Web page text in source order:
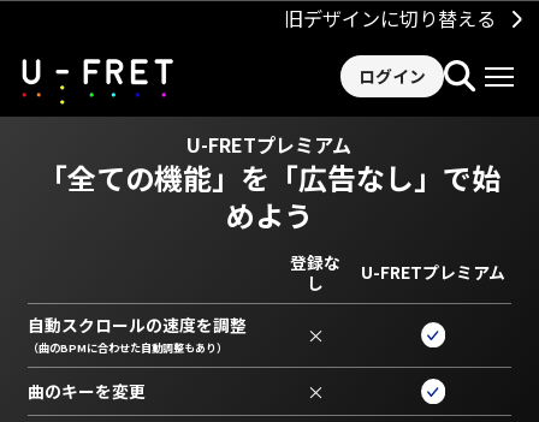
旧デザインに切り替える
ログイン
U-FRETプレミアム
「全ての機能」を 「広告なし」で始
めよう
登録な
し
U-FRETプレミアム
自動スクロールの速度を調整
（曲のBPMに合わせた自動調整もあり） ×
曲のキーを変更 ×